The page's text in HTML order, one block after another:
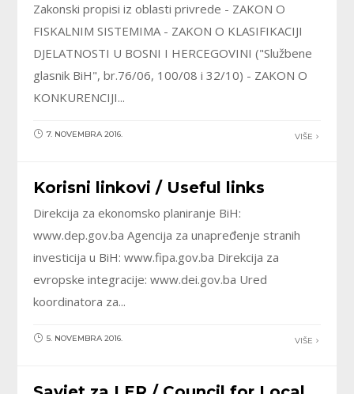
Zakonski propisi iz oblasti privrede - ZAKON O
FISKALNIM SISTEMIMA - ZAKON O KLASIFIKACIJI
DJELATNOSTI U BOSNI I HERCEGOVINI ("Službene
glasnik BiH", br.76/06, 100/08 i 32/10) - ZAKON O
KONKURENCIJI...
VIŠE
7. NOVEMBRA 2016.
Korisni linkovi / Useful links
Direkcija za ekonomsko planiranje BiH:
www.dep.gov.ba Agencija za unapređenje stranih
investicija u BiH: www.fipa.gov.ba Direkcija za
evropske integracije: www.dei.gov.ba Ured
koordinatora za...
VIŠE
5. NOVEMBRA 2016.